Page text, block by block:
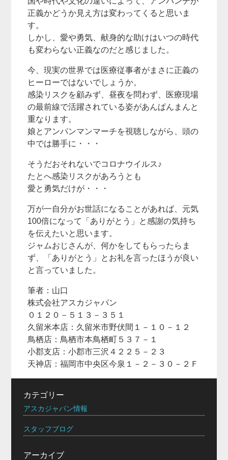
正義かどうか見え方は変わってくると思いま
す。
しかし、愛や勇気、献身的な助けはいつの時代
も変わらない正義なのだと感じました。
今、現実の世界では医療従事者がまさに正義の
ヒーローではないでしょうか。
感染リスクを顧みず、昼夜を問わず、医療現場
の最前線で活躍されている姿があんぱんまんと
重なります。
娘とアンパンマンマーチを視聴しながら、頭の
中では勝手に・・・
そうだおそれないでコロナウイルス♪
たとへ感染リスクがあろうとも
愛と勇気だけが・・・
万が一自分がお世話になることがあれば、元気
100倍になって「ありがとう」と感謝の気持ち
を伝えたいと思います。
ジャムおじさんが、何かをしてもらったらま
ず、「ありがとう」とお礼を言ったほうが良い
と言っていました。
筆者：山口
株式会社アスカジャパン
０１２０－５１３－３５１
久留米本店：久留米市野伏間１－１０－１２
鳥栖店：鳥栖市本鳥栖町５３７－１
小郡支店：小郡市三沢４２２５－２３
天神店：福岡市中央区今泉１－２－３０－２Ｆ
カテゴリー
アスカジャパン情報
スタッフブログ
アーカイブ